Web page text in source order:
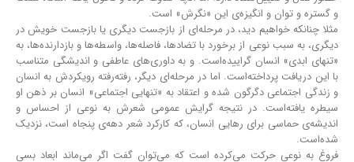
و گستره و توان و انگیزه‌ی این «نگرش» است.
مثلا چنانکه خواهیم دید، در مرحله‌ای از بازجست دیگری یا بازجست خویش در
دیگری، به سبب نوعی از برخورد با تضادها، فاصله‌ها، واسطه‌ها و بازدارنده‌ها، به
«تنهای ابدی» انسان گراییده‌است. و به داوری‌های عاطفی و اندیشگی متناسب
با این دریافت پرداخته‌است. اما در مرحله‌ای دیگر، رفته‌رفته رویکردش به انسان
و زندگی اجتماعی دگرگون شده و اعتقاد به «تنهایی اجتماعی» انسان بر ذهن او
سیطره یافته‌است. در نتیجه گرایش عمومی شعرش به نوعی از احساس و
اندیشه‌ی حماسی برای رهایی انسان، که کارکرد شعر دهه‌ی پنجاه است، نزدیک
شده‌است.
فروغ به نوعی حرکت می‌کرده ‌است که می‌توان گفت اگر می‌ماند ابعاد بسی